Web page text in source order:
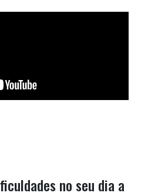
no seu dia a